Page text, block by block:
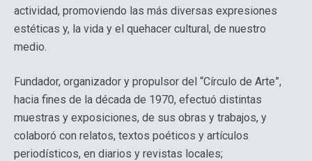
actividad, promoviendo las más diversas expresiones
estéticas y, la vida y el quehacer cultural, de nuestro
medio.
Fundador, organizador y propulsor del “Círculo de Arte”,
hacia fines de la década de 1970, efectuó distintas
muestras y exposiciones, de sus obras y trabajos, y
colaboró con relatos, textos poéticos y artículos
periodísticos, en diarios y revistas locales;